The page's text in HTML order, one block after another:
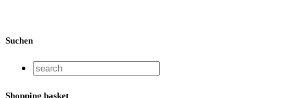
Suchen
Shopping basket